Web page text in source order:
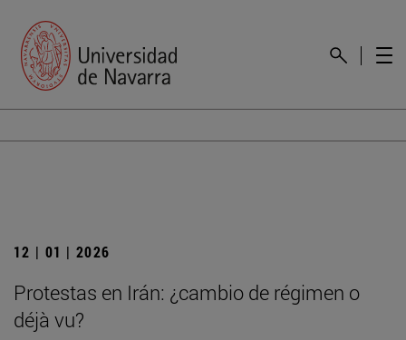
12 | 01 | 2026
Protestas en Irán: ¿cambio de régimen o
déjà vu?